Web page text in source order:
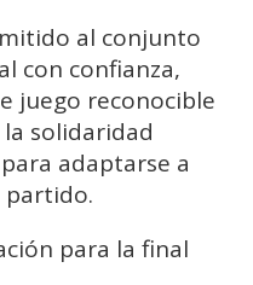
al conjunto
con confianza,
juego reconocible
solidaridad
adaptarse a
partido.
para la final